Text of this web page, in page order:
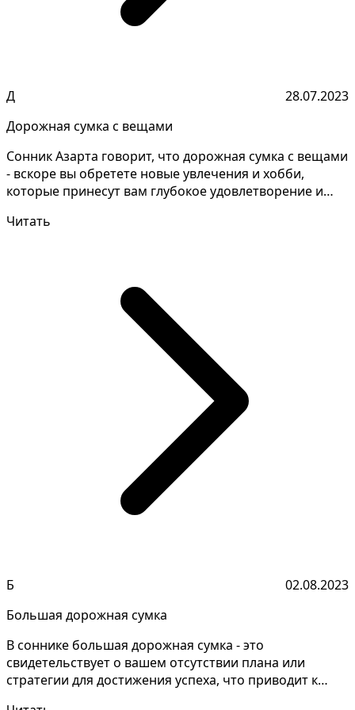
Д
28.07.2023
Дорожная сумка с вещами
Сонник Азарта говорит, что дорожная сумка с вещами
- вскоре вы обретете новые увлечения и хобби,
которые принесут вам глубокое удовлетворение и
Читать
Б
02.08.2023
Большая дорожная сумка
В соннике большая дорожная сумка - это
свидетельствует о вашем отсутствии плана или
стратегии для достижения успеха, что приводит к